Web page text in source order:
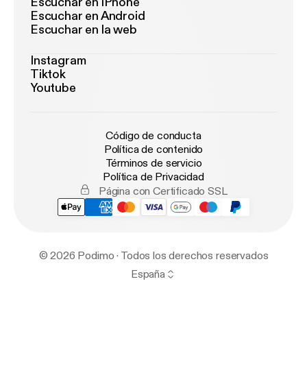
Escuchar en Android
Escuchar en la web
Instagram
Tiktok
Youtube
Código de conducta
Política de contenido
Términos de servicio
Política de Privacidad
Página con Certificado SSL
© 2026 Podimo · Todos los derechos reservados
España